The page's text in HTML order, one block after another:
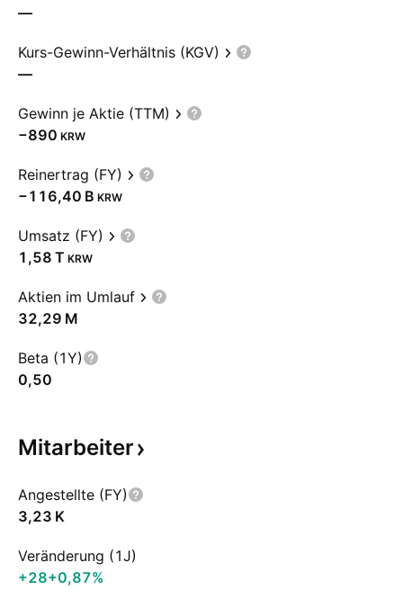
—
Kurs-Gewinn-Verhältnis (KGV)
—
Gewinn je Aktie (TTM)
−890 KRW
Reinertrag (FY)
‪−116,40 B‬ KRW
Umsatz (FY)
‪1,58 T‬ KRW
Aktien im Umlauf
‪32,29 M‬
Beta (1Y)
0,50
Mitarbeiter
Angestellte (FY)
‪3,23 K‬
Veränderung (1J)
+28+0,87%